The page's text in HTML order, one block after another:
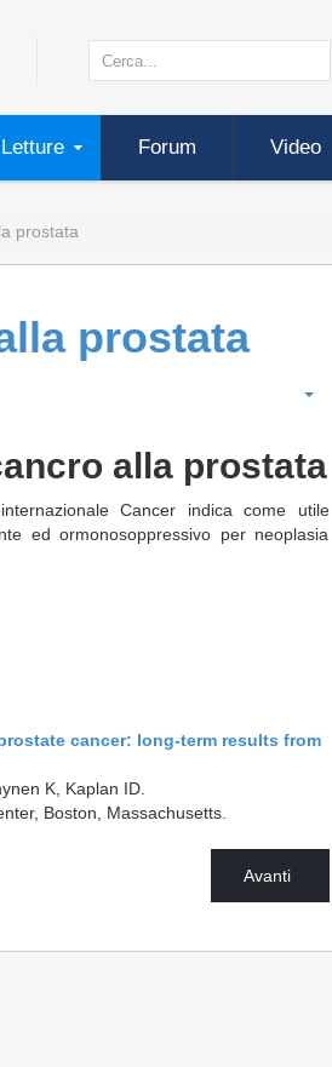
Letture Forum Video
prostata
prostata
alla prostata
Cancer indica come utile
ed ormonosoppressivo per neoplasia
cancer: long-term results from
K, Kaplan ID.
Boston, Massachusetts.
Avanti